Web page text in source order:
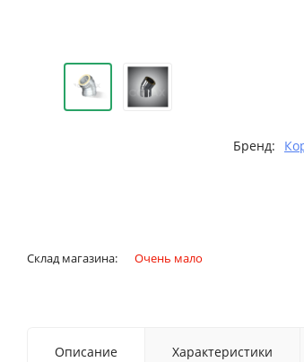
Бренд:
Склад магазина: Очень мало
Описание Характеристики